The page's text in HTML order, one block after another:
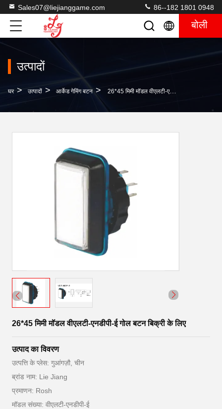
Sales07@liejianggame.com 86--182 1801 0948
बोली
उत्पादों
घर > उत्पादों > आर्केड गेमिंग बटन > 26*45 मिमी मॉडल वीएलटी-एनडीपी-ई गोल बटन बिक्री के लिए
26*45 मिमी मॉडल वीएलटी-एनडीपी-ई गोल बटन बिक्री के लिए
उत्पाद का विवरण
उत्पत्ति के प्लेस: गुआंगज़ौ, चीन
ब्रांड नाम: Lie Jiang
प्रमाणन: Rosh
मॉडल संख्या: वीएलटी-एनडीपी-ई